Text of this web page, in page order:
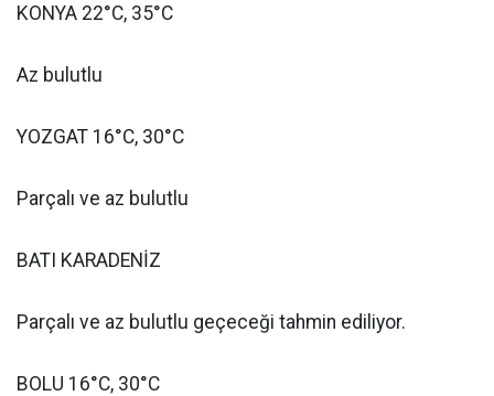
KONYA 22°C, 35°C
Az bulutlu
YOZGAT 16°C, 30°C
Parçalı ve az bulutlu
BATI KARADENİZ
Parçalı ve az bulutlu geçeceği tahmin ediliyor.
BOLU 16°C, 30°C